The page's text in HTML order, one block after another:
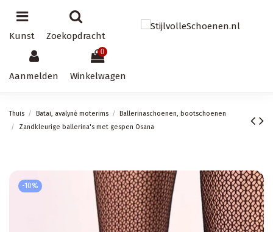
Kunst Zoekopdracht
Aanmelden
0
Winkelwagen
Thuis Batai, avalynė moterims
Ballerinaschoenen, bootschoenen
Zandkleurige ballerina's met gespen Osana
-10%